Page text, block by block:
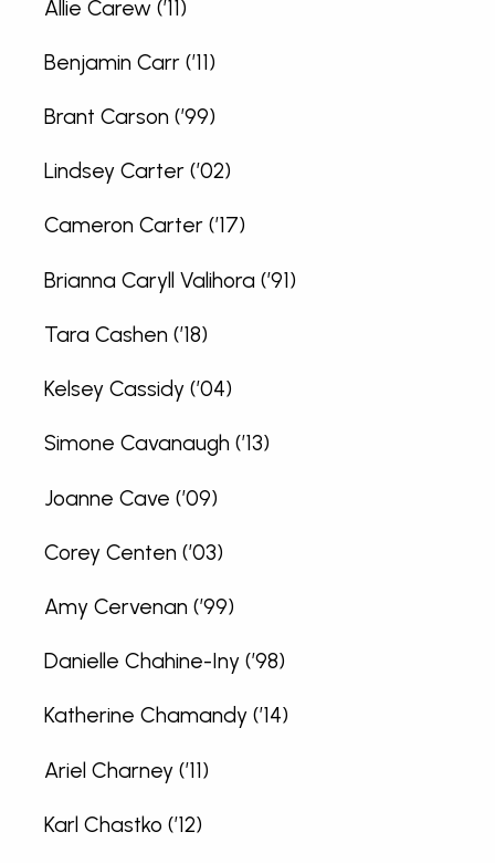
Allie Carew (’11)
Benjamin Carr (’11)
Brant Carson (’99)
Lindsey Carter (’02)
Cameron Carter (’17)
Brianna Caryll Valihora (’91)
Tara Cashen (’18)
Kelsey Cassidy (’04)
Simone Cavanaugh (’13)
Joanne Cave (’09)
Corey Centen (’03)
Amy Cervenan (’99)
Danielle Chahine-Iny (’98)
Katherine Chamandy (’14)
Ariel Charney (’11)
Karl Chastko (’12)